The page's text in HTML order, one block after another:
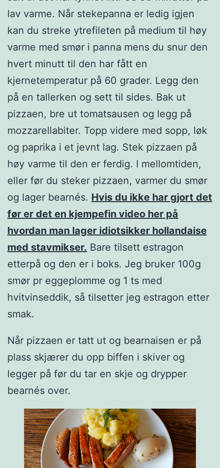
lav varme. Når stekepanna er ledig igjen
kan du streke ytrefileten på medium til høy
varme med smør i panna mens du snur den
hvert minutt til den har fått en
kjernetemperatur på 60 grader. Legg den
på en tallerken og sett til sides. Bak ut
pizzaen, bre ut tomatsausen og legg på
mozzarellabiter. Topp videre med sopp, løk
og paprika i et jevnt lag. Stek pizzaen på
høy varme til den er ferdig. I mellomtiden,
eller før du steker pizzaen, varmer du smør
og lager bearnés. Hvis du ikke har gjort det
før er det en kjempefin video her på
hvordan man lager idiotsikker hollandaise
med stavmikser. Bare tilsett estragon
etterpå og den er i boks. Jeg bruker 100g
smør pr eggeplomme og 1 ts med
hvitvinseddik, så tilsetter jeg estragon etter
smak.
Når pizzaen er tatt ut og bearnaisen er på
plass skjærer du opp biffen i skiver og
legger på før du tar en skje og drypper
bearnés over.